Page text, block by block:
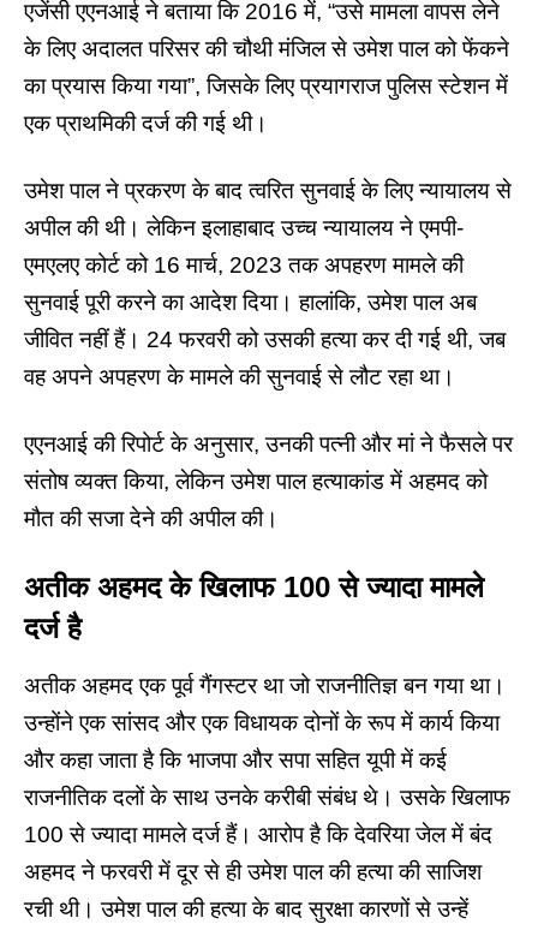
एजेंसी एएनआई ने बताया कि 2016 में, “उसे मामला वापस लेने
के लिए अदालत परिसर की चौथी मंजिल से उमेश पाल को फेंकने
का प्रयास किया गया”, जिसके लिए प्रयागराज पुलिस स्टेशन में
एक प्राथमिकी दर्ज की गई थी।
उमेश पाल ने प्रकरण के बाद त्वरित सुनवाई के लिए न्यायालय से
अपील की थी। लेकिन इलाहाबाद उच्च न्यायालय ने एमपी-
एमएलए कोर्ट को 16 मार्च, 2023 तक अपहरण मामले की
सुनवाई पूरी करने का आदेश दिया। हालांकि, उमेश पाल अब
जीवित नहीं हैं। 24 फरवरी को उसकी हत्या कर दी गई थी, जब
वह अपने अपहरण के मामले की सुनवाई से लौट रहा था।
एएनआई की रिपोर्टके अनुसार, उनकी पत्नी और मां ने फैसले पर
संतोष व्यक्त किया, लेकिन उमेश पाल हत्याकांड में अहमद को
मौत की सजा देने की अपील की।
अतीक अहमद के खिलाफ 100 से ज्यादा मामले
दर्ज है
अतीक अहमद एक पूर्व गैंगस्टर था जो राजनीतिज्ञ बन गया था।
उन्होंने एक सांसद और एक विधायक दोनों के रूप में कार्य किया
और कहा जाता है कि भाजपा और सपा सहित यूपी में कई
राजनीतिक दलों के साथ उनके करीबी संबंध थे। उसके खिलाफ
100 से ज्यादा मामले दर्ज हैं। आरोप है कि देवरिया जेल में बंद
अहमद ने फरवरी में दूर से ही उमेश पाल की हत्या की साजिश
रची थी। उमेश पाल की हत्या के बाद सुरक्षा कारणों से उन्हें